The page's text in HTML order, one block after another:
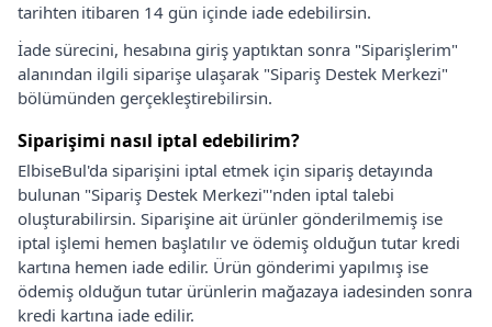
tarihten itibaren 14 gün içinde iade edebilirsin.
İade sürecini, hesabına giriş yaptıktan sonra "Siparişlerim"
alanından ilgili siparişe ulaşarak "Sipariş Destek Merkezi"
bölümünden gerçekleştirebilirsin.
Siparişimi nasıl iptal edebilirim?
ElbiseBul'da siparişini iptal etmek için sipariş detayında
bulunan "Sipariş Destek Merkezi"'nden iptal talebi
oluşturabilirsin. Siparişine ait ürünler gönderilmemiş ise
iptal işlemi hemen başlatılır ve ödemiş olduğun tutar kredi
kartına hemen iade edilir. Ürün gönderimi yapılmış ise
ödemiş olduğun tutar ürünlerin mağazaya iadesinden sonra
kredi kartına iade edilir.